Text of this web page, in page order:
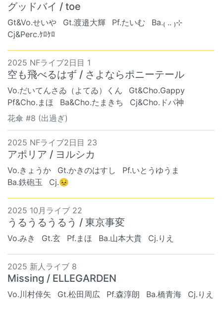
グッドバイ / toe
Gt&Vo.せいや Gt.渡邉大輝 Pf.たいむ
Ba.₍ .. ₎⊹
Cj&Perc.ｹﾛｹﾛ
2025 NFライブ2日目 1
空も飛べるはず / さよならポニーテール
Vo.だいてんさゐ（よてゐ）くん
Gt&Cho.Gappy
Pf&Cho.まほ
Ba&Cho.たまきち
Cj&Cho.ドパ神
花傘 #8 (出過ぎ)
2025 NFライブ2日目 23
アポリア / ヨルシカ
Vo.きょうか Gt.かきのはすし
Pf.いとうゆうま
Ba.鉄砲玉
Cj.😣
2025 10月ライブ 22
うるうるうるう / 東京事変
Vo.みき Gt.玄 Pf.まほ Ba.山本大貴 Cj.りえ
2025 新人ライブ 8
Missing / ELLEGARDEN
Vo.川村倖矢 Gt.松田周広 Pf.森淳朗 Ba.橋青海 Cj.りえ